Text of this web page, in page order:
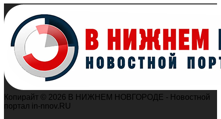
Копирайт © 2026 В НИЖНЕМ НОВГОРОДЕ - Новостной
портал in-nnov.RU